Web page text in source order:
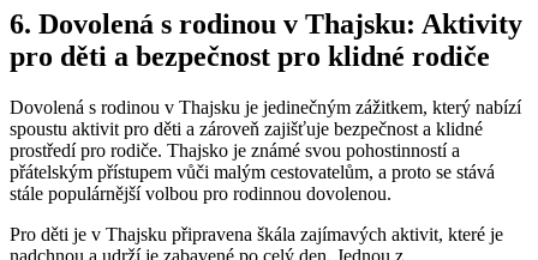
6. Dovolená s rodinou v Thajsku: Aktivity
pro děti a bezpečnost pro klidné rodiče
Dovolená s rodinou v Thajsku je jedinečným zážitkem, který nabízí
spoustu aktivit pro děti a zároveň zajišťuje bezpečnost a klidné
prostředí pro rodiče. Thajsko je známé svou pohostinností a
přátelským přístupem vůči malým cestovatelům, a proto se stává
stále populárnější volbou pro rodinnou dovolenou.
Pro děti je v Thajsku připravena škála zajímavých aktivit, které je
nadchnou a udrží je zabavené po celý den. Jednou z